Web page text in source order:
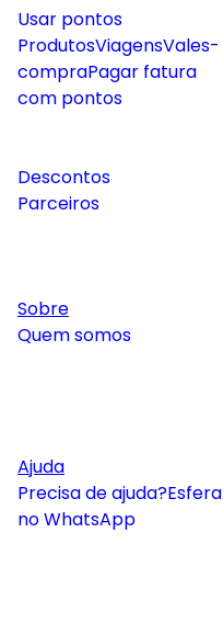
Usar pontos
ProdutosViagensVales-
compraPagar fatura
com pontos
Descontos
Parceiros
Sobre
Quem somos
Ajuda
Precisa de ajuda?Esfera
no WhatsApp